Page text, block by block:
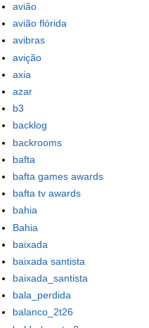
avião
avião flórida
avibras
avição
axia
azar
b3
backlog
backrooms
bafta
bafta games awards
bafta tv awards
bahia
Bahia
baixada
baixada santista
baixada_santista
bala_perdida
balanco_2t26